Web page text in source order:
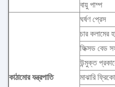
বায়ু পাম্প
কাঠামোর যন্ত্রপাতি
ঘর্ষণ প্রেস
চার কলামের
ফিক্সড বেড
উন্মুক্ত
মাঝারি